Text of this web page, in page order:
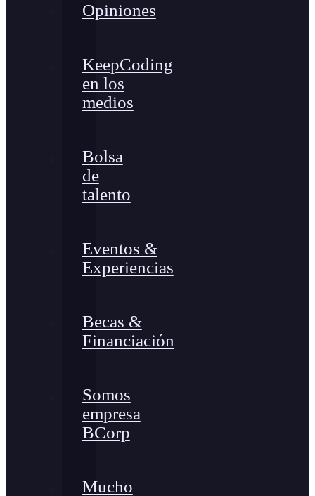
Opiniones
KeepCoding
en los
medios
Bolsa
de
talento
Eventos &
Experiencias
Becas &
Financiación
Somos
empresa
BCorp
Mucho